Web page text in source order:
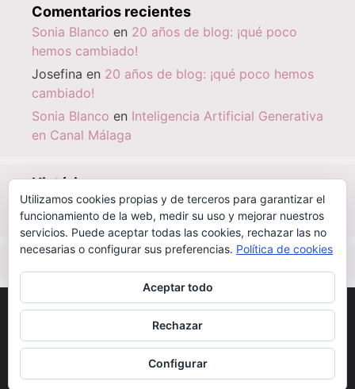
Comentarios recientes
Sonia Blanco en 20 años de blog: ¡qué poco
hemos cambiado!
Josefina en 20 años de blog: ¡qué poco hemos
cambiado!
Sonia Blanco en Inteligencia Artificial Generativa
en Canal Málaga
Histórico
Histórico
| 2003 - 2026
Alojamiento | mantenimiento:OCTANIO SISTEMAS
INFORMÁTICOS
MEDI@ESFERA
Utilizamos cookies propias y de terceros para garantizar el
funcionamiento de la web, medir su uso y mejorar nuestros
servicios. Puede aceptar todas las cookies, rechazar las no
necesarias o configurar sus preferencias. Política de cookies
Aceptar todo
Rechazar
Configurar